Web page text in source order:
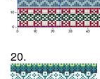
20.